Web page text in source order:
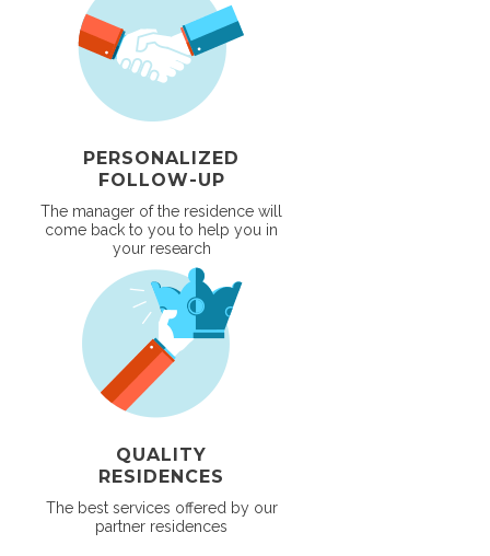
PERSONALIZED
FOLLOW-UP
The manager of the residence will
come back to you to help you in
your research
QUALITY
RESIDENCES
The best services offered by our
partner residences